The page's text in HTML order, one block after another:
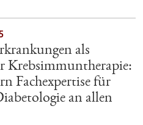
als
Krebsimmuntherapie:
Fachexpertise für
an allen